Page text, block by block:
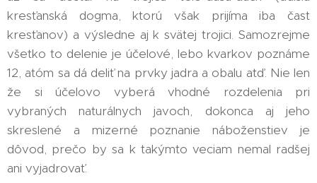
kresťanská dogma, ktorú však prijíma iba čast
kresťanov) a výsledne aj k svätej trojici. Samozrejme
všetko to delenie je účelové, lebo kvarkov poznáme
12, atóm sa dá deliť na prvky jadra a obalu atď. Nie len
že si účelovo vyberá vhodné rozdelenia pri
vybraných naturálnych javoch, dokonca aj jeho
skreslené a mizerné poznanie náboženstiev je
dôvod, prečo by sa k takýmto veciam nemal radšej
ani vyjadrovať.